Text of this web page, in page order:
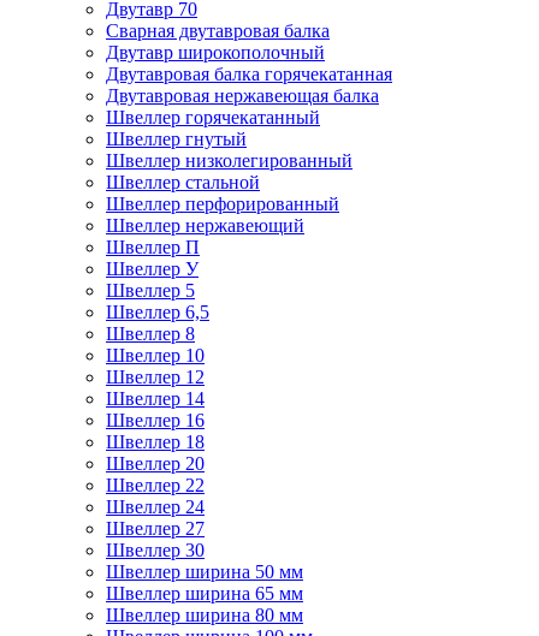
Двутавр 70
Сварная двутавровая балка
Двутавр широкополочный
Двутавровая балка горячекатанная
Двутавровая нержавеющая балка
Швеллер горячекатанный
Швеллер гнутый
Швеллер низколегированный
Швеллер стальной
Швеллер перфорированный
Швеллер нержавеющий
Швеллер П
Швеллер У
Швеллер 5
Швеллер 6,5
Швеллер 8
Швеллер 10
Швеллер 12
Швеллер 14
Швеллер 16
Швеллер 18
Швеллер 20
Швеллер 22
Швеллер 24
Швеллер 27
Швеллер 30
Швеллер ширина 50 мм
Швеллер ширина 65 мм
Швеллер ширина 80 мм